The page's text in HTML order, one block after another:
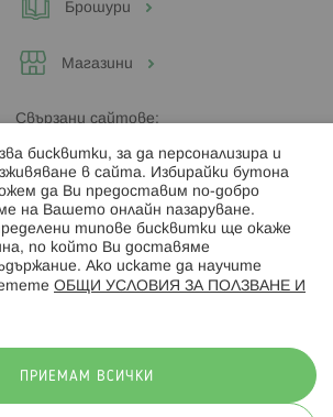
Брошури
Магазини
Свързани сайтове:
Hippoland.ro
Последвайте ни:
бисквитки, за да персонализира и
в сайта. Избирайки бутона
да Ви предоставим по-добро
на Вашето онлайн пазаруване.
типове бисквитки ще окаже
по който Ви доставяме
Ако искате да научите
ОБЩИ УСЛОВИЯ ЗА ПОЛЗВАНЕ И
ПРИЕМАМ ВСИЧКИ